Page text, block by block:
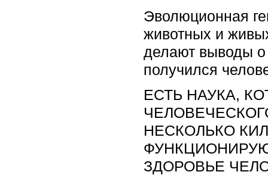
Эволюционная
животных и
делают выводы о
получился
ЕСТЬ НАУКА,
НЕСКОЛЬКО
ЗДОРОВЬЕ